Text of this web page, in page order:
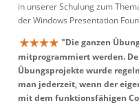
in unserer Schulung zum
der Windows Presentation
"Die ganzen
mitprogrammiert werden.
Übungsprojekte wurde
man jederzeit, wenn der
mit dem funktionsfähigen